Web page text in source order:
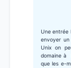
Une entrée
envoyer
Unix on
domaine à
que les e-